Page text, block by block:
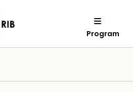
Program